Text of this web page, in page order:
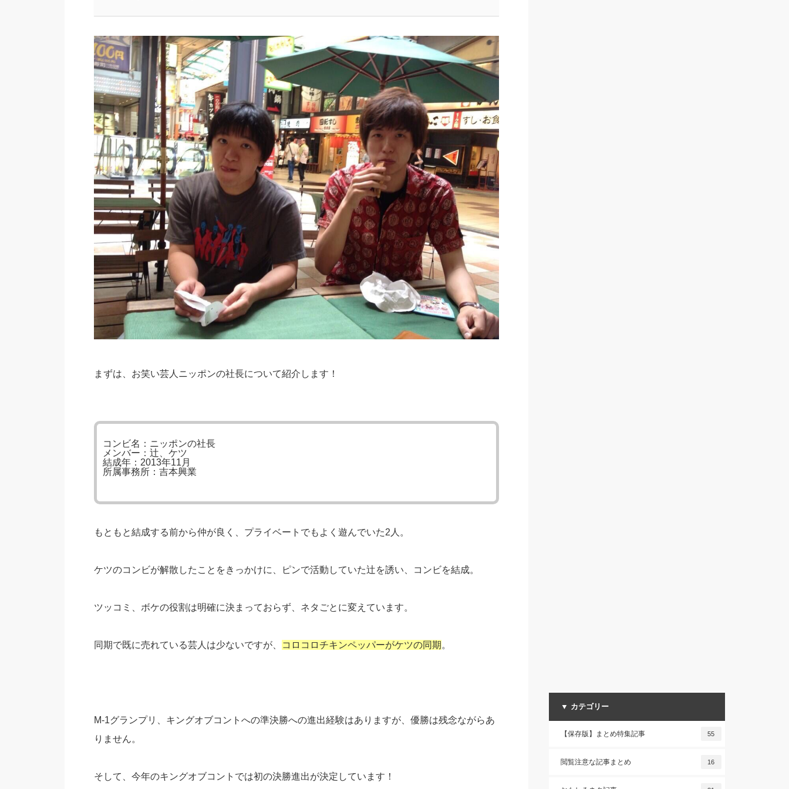
まずは、お笑い芸人ニッポンの社長について紹介します！
コンビ名：ニッポンの社長
メンバー：辻、ケツ
結成年：2013年11月
所属事務所：吉本興業
もともと結成する前から仲が良く、プライベートでもよく遊んでいた2人。
ケツのコンビが解散したことをきっかけに、ピンで活動していた辻を誘い、コンビを結成。
ツッコミ、ボケの役割は明確に決まっておらず、ネタごとに変えています。
同期で既に売れている芸人は少ないですが、 コロコロチキンペッパーがケツの同期 。
M-1グランプリ、キングオブコントへの準決勝への進出経験はありますが、優勝は残念ながらあ
りません。
そして、今年のキングオブコントでは初の決勝進出が決定しています！
▼ カテゴリー
【保存版】まとめ特集記事 55
閲覧注意な記事まとめ 16